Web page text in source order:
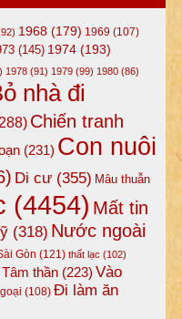
1968(179) 1969 (107)
(145) 1974(193)
1978(91) 1979(99) 1980(86)
nhà đi
Chiến tranh
(231) Con nuôi
Di cư(355) Mâu thuẫn
(4454) Mất tin
(318) Nước ngoài
Gòn (121) thất lạc (102)
Tâm thần(223) Vào
(108) Đi làm ăn